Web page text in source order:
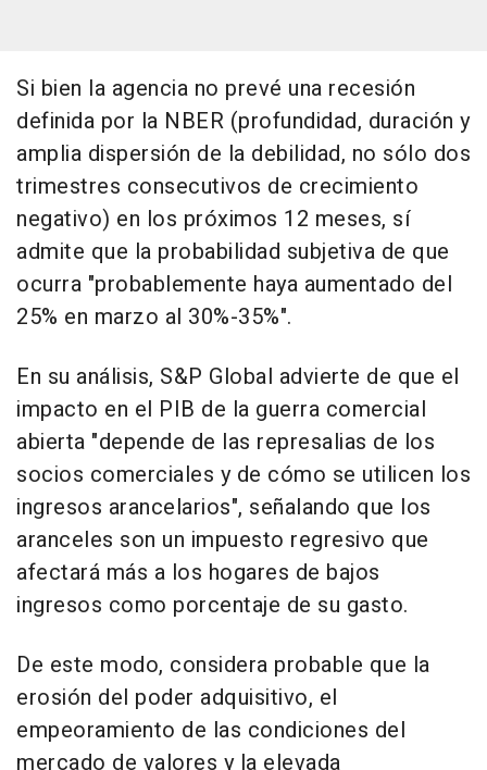
Si bien la agencia no prevé una recesión
definida por la NBER (profundidad, duración y
amplia dispersión de la debilidad, no sólo dos
trimestres consecutivos de crecimiento
negativo) en los próximos 12 meses, sí
admite que la probabilidad subjetiva de que
ocurra "probablemente haya aumentado del
25% en marzo al 30%-35%".
En su análisis, S&P Global advierte de que el
impacto en el PIB de la guerra comercial
abierta "depende de las represalias de los
socios comerciales y de cómo se utilicen los
ingresos arancelarios", señalando que los
aranceles son un impuesto regresivo que
afectará más a los hogares de bajos
ingresos como porcentaje de su gasto.
De este modo, considera probable que la
erosión del poder adquisitivo, el
empeoramiento de las condiciones del
mercado de valores y la elevada